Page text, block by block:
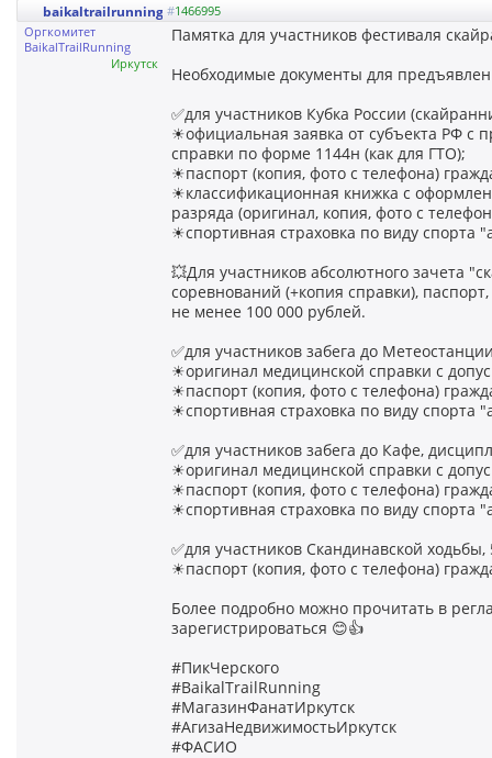
baikaltrailrunning #1466995
Оргкомитет
BaikalTrailRunning
Иркутск
Памятка для участников фестиваля
Необходимые документы для
✅для участников Кубка России
☀официальная заявка от субъекта РФ с
справки по форме 1144н (как для ГТО);
☀паспорт (копия, фото с телефона)
☀классификационная книжка с
разряда (оригинал, копия, фото с
☀спортивная страховка по виду спорта
💥Для участников абсолютного зачета
соревнований (+копия справки),
не менее 100 000 рублей.
✅для участников забега до
☀оригинал медицинской справки с
☀паспорт (копия, фото с телефона)
☀спортивная страховка по виду спорта
✅для участников забега до Кафе,
☀оригинал медицинской справки с
☀паспорт (копия, фото с телефона)
☀спортивная страховка по виду спорта
✅для участников Скандинавской ходьбы,
☀паспорт (копия, фото с телефона)
Более подробно можно прочитать в
зарегистрироваться 😊👍
#ПикЧерского
#BaikalTrailRunning
#МагазинФанатИркутск
#АгизаНедвижимостьИркутск
#ФАСИО